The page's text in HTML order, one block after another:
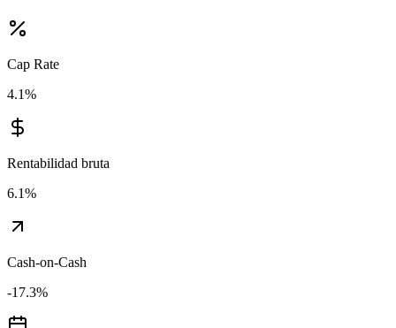
Cap Rate
4.1%
Rentabilidad bruta
6.1%
Cash-on-Cash
-17.3%